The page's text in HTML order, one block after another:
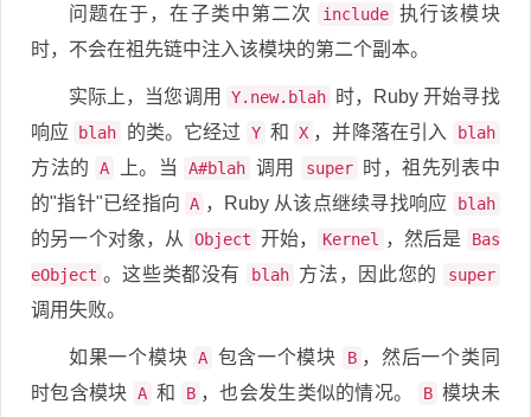
问题在于，在子类中第二次 include 执行该模块
时，不会在祖先链中注入该模块的第二个副本。
实际上，当您调用 Y.new.blah
时，Ruby 开始寻找
响应
blah 的类。它经过 Y 和 X ，并降落在引入 blah
方法的 A 上。当 A#blah 调用 super
时，祖先列表中
的"指针"已经指向 A ，Ruby 从该点继续寻找响应 blah
的另一个对象，从 Object 开始， Kernel ，然后是
Bas
eObject 。这些类都没有 blah 方法，因此您的 super
调用失败。
如果一个模块 A 包含一个模块 B ，然后一个类同
时包含模块 A 和 B ，也会发生类似的情况。 B 模块未